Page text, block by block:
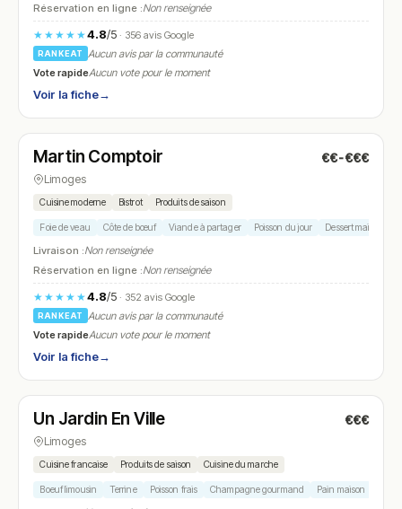
Réservation en ligne :Non renseignée
★★★★★4.8/5· 356 avis Google
RANKEAT
Aucun avis par la communauté
Vote rapideAucun vote pour le moment
Voir la fiche→
N° 8
Martin Comptoir €€-€€€
Limoges
Cuisine moderne Bistrot Produits de saison
Foie de veau Côte de bœuf Viande à partager Poisson du jour Dessert maison
Livraison :Non renseignée
Réservation en ligne :Non renseignée
★★★★★4.8/5· 352 avis Google
RANKEAT
Aucun avis par la communauté
Vote rapideAucun vote pour le moment
Voir la fiche→
N° 9
Un Jardin En Ville €€€
Limoges
Cuisine francaise Produits de saison Cuisine du marche
Boeuf limousin Terrine Poisson frais Champagne gourmand Pain maison